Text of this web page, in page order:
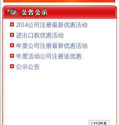
本站导航
2014公司注册最新优惠活动
进出口权优惠活动
年度公司注册最新优惠活动
年度活动公司注册送优惠
公示公告
重庆鸽牌电线电缆有限公司 渝北10010万
重庆傲志众达投资咨询有限责任公司 渝
重庆臣夫商贸有限公司 （执照专让）
重庆奕欣锦诚商贸有限公司 渝九50万 （